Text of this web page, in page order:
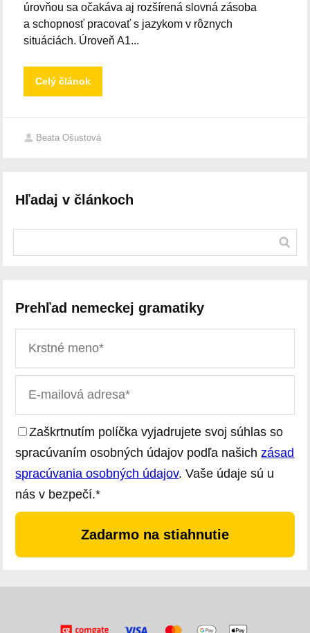
úrovňou sa očakáva aj rozšírená slovná zásoba
a schopnosť pracovať s jazykom v rôznych
situáciách. Úroveň A1...
Celý článok
Beata Ošustová
Hľadaj v článkoch
Prehľad nemeckej gramatiky
Zaškrtnutím políčka vyjadrujete svoj súhlas so
spracúvaním osobných údajov podľa našichzásad
spracúvania osobných údajov. Vaše údaje sú u
nás v bezpečí.*
Zadarmo na stiahnutie